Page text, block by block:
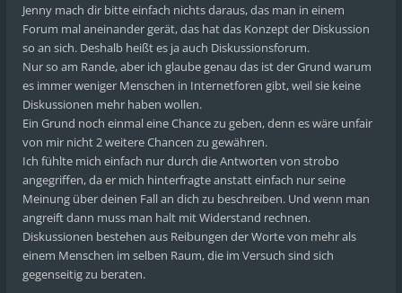
Jenny mach dir bitte einfach nichts daraus, das man in einem
Forum mal aneinander gerät, das hat das Konzept der Diskussion
so an sich. Deshalb heißt es ja auch Diskussionsforum.
Nur so am Rande, aber ich glaube genau das ist der Grund warum
es immer weniger Menschen in Internetforen gibt, weil sie keine
Diskussionen mehr haben wollen.
Ein Grund noch einmal eine Chance zu geben, denn es wäre unfair
von mir nicht 2 weitere Chancen zu gewähren.
Ich fühlte mich einfach nur durch die Antworten von strobo
angegriffen, da er mich hinterfragte anstatt einfach nur seine
Meinung über deinen Fall an dich zu beschreiben. Und wenn man
angreift dann muss man halt mit Widerstand rechnen.
Diskussionen bestehen aus Reibungen der Worte von mehr als
einem Menschen im selben Raum, die im Versuch sind sich
gegenseitig zu beraten.